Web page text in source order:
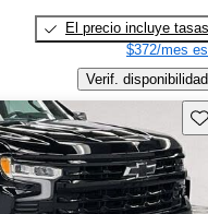
El precio incluye tasas
$372/mes
Verif. disponibilidad